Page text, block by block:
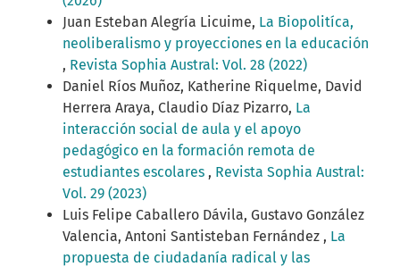
Juan Esteban Alegría Licuime, La Biopolitíca,
neoliberalismo y proyecciones en la educación
, Revista Sophia Austral: Vol. 28 (2022)
Daniel Ríos Muñoz, Katherine Riquelme, David
Herrera Araya, Claudio Díaz Pizarro, La
interacción social de aula y el apoyo
pedagógico en la formación remota de
estudiantes escolares , Revista Sophia Austral:
Vol. 29 (2023)
Luis Felipe Caballero Dávila, Gustavo González
Valencia, Antoni Santisteban Fernández , La
propuesta de ciudadanía radical y las